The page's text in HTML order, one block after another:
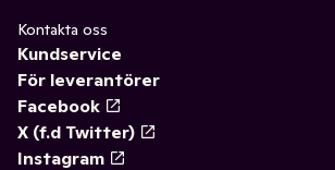
Kontakta oss
Kundservice
För leverantörer
Facebook
X (f.d Twitter)
Instagram